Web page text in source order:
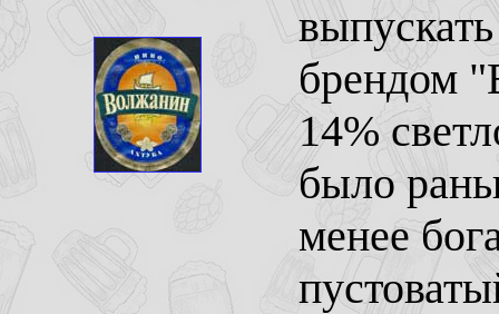
брендом
14%
было
менее